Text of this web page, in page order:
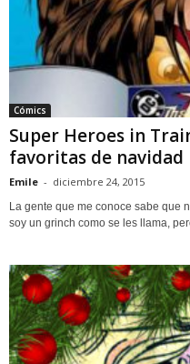
Cómics
Super Heroes in
favoritas de navidad
Emile - diciembre 24, 2015
La gente que me conoce sabe que
soy un grinch como se les llama,